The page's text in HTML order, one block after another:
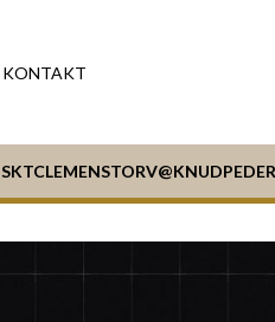
KONTAKT